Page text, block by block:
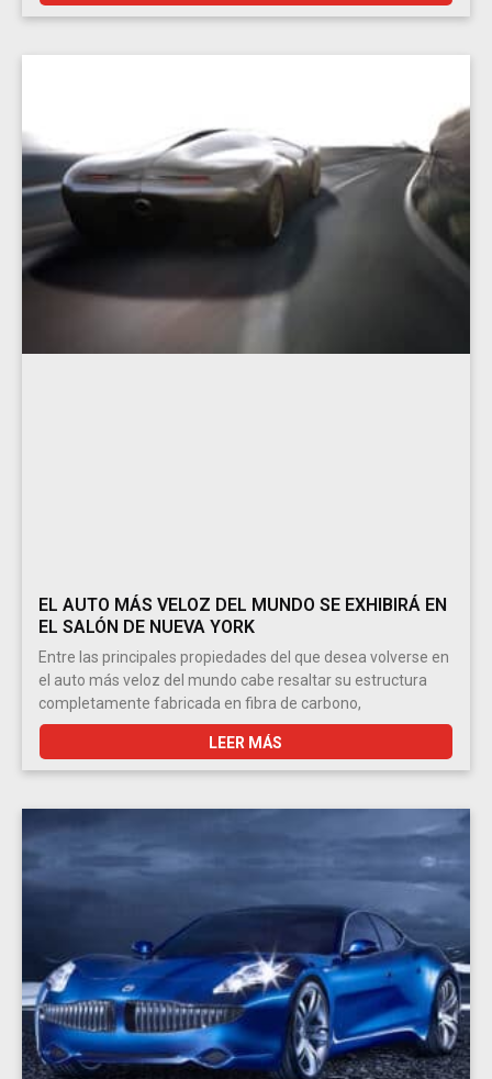
EL AUTO MÁS VELOZ DEL MUNDO SE EXHIBIRÁ EN
EL SALÓN DE NUEVA YORK
Entre las principales propiedades del que desea volverse en
el auto más veloz del mundo cabe resaltar su estructura
completamente fabricada en fibra de carbono,
LEER MÁS